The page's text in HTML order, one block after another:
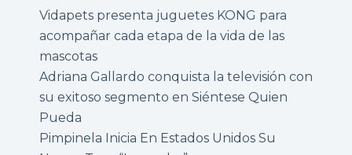
Vidapets presenta juguetes KONG para
acompañar cada etapa de la vida de las
mascotas
Adriana Gallardo conquista la televisión con
su exitoso segmento en Siéntese Quien
Pueda
Pimpinela Inicia En Estados Unidos Su